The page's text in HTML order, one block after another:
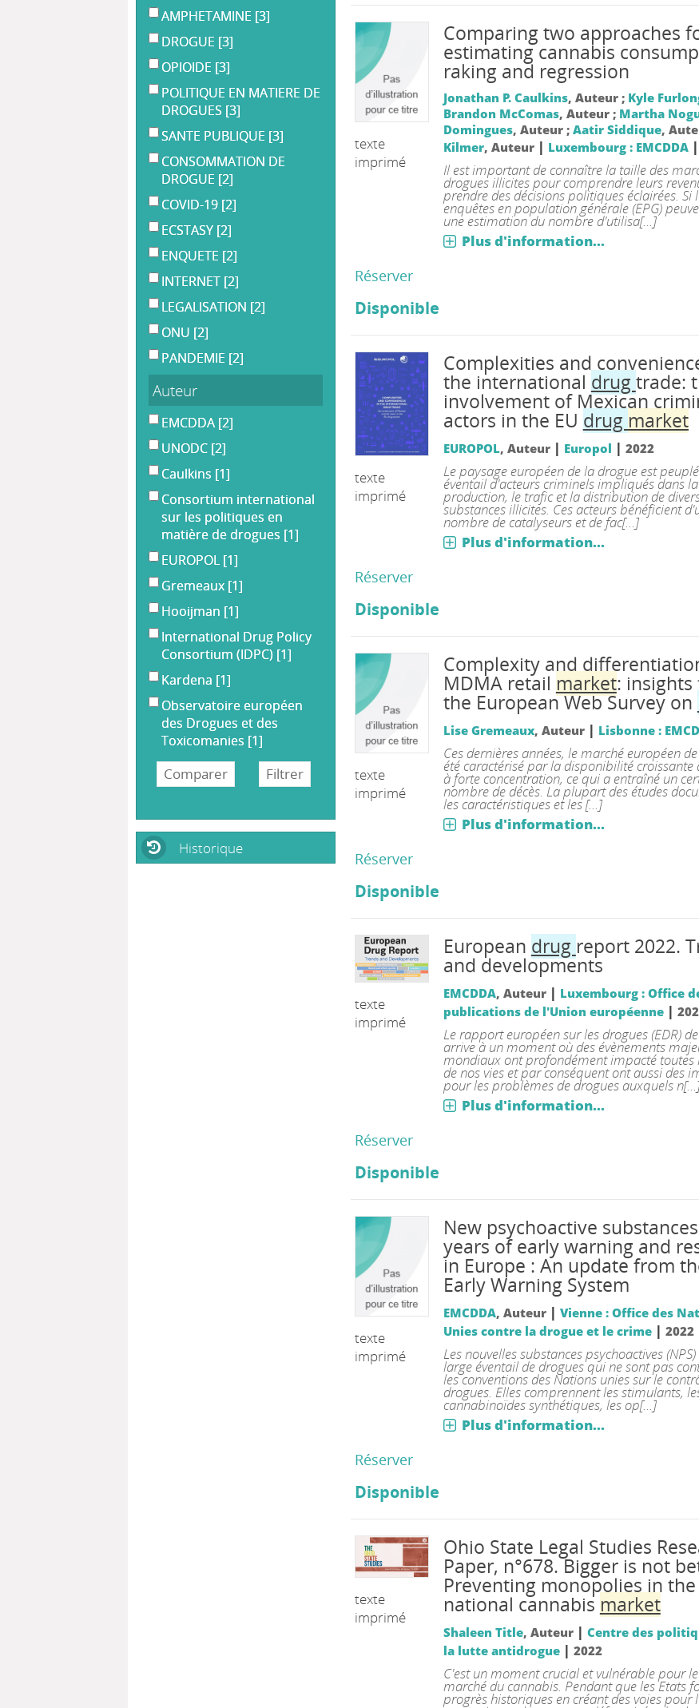
texte
imprimé
Comparing two approaches
estimating cannabis
raking and regression
Jonathan P. Caulkins, Auteur ; Kyle
Brandon McComas, Auteur ; Martha
Domingues, Auteur ; Aatir Siddique,
Kilmer, Auteur | Luxembourg : EMCDDA|
Il est important de connaître la taille des
drogues illicites pour comprendre leurs
prendre des décisions politiques éclairées. Si
enquêtes en population générale (EPG)
une estimation du nombre d'utilisa[...]
Plus d'information...
Réserver
Disponible
texte
imprimé
Complexities and
the international drug trade:
involvement of Mexican
actors in the EU drug market
EUROPOL, Auteur | Europol | 2022
Le paysage européen de la drogue est
éventail d'acteurs criminels impliqués dans la
production, le trafic et la distribution de
substances illicites. Ces acteurs bénéficient
nombre de catalyseurs et de fac[...]
Plus d'information...
Réserver
Disponible
texte
imprimé
Complexity and
MDMA retail market: insights
the European Web Survey on
Lise Gremeaux, Auteur | Lisbonne :
Ces dernières années, le marché européen
été caractérisé par la disponibilité croissante
à forte concentration, ce qui a entraîné un
nombre de décès. La plupart des études
les caractéristiques et les [...]
Plus d'information...
Réserver
Disponible
texte
imprimé
European drug report 2022.
and developments
EMCDDA, Auteur | Luxembourg : Office
publications de l'Union européenne|
Le rapport européen sur les drogues (EDR)
arrive à un moment où des évènements
mondiaux ont profondément impacté toutes
de nos vies et par conséquent ont aussi des
pour les problèmes de drogues auxquels n[...]
Plus d'information...
Réserver
Disponible
texte
imprimé
New psychoactive
years of early warning and
in Europe : An update from
Early Warning System
EMCDDA, Auteur | Vienne : Office des
Unies contre la drogue et le crime| 2022
Les nouvelles substances psychoactives
large éventail de drogues qui ne sont pas
les conventions des Nations unies sur le
drogues. Elles comprennent les stimulants,
cannabinoïdes synthétiques, les op[...]
Plus d'information...
Réserver
Disponible
texte
imprimé
Ohio State Legal Studies
Paper, n°678.Bigger is not
Preventing monopolies in the
national cannabis market
Shaleen Title, Auteur | Centre des
la lutte antidrogue| 2022
C'est un moment crucial et vulnérable pour
marché du cannabis. Pendant que les Etats
progrès historiques en créant des voies pour
AMPHETAMINE [3]
DROGUE [3]
OPIOIDE [3]
POLITIQUE EN MATIERE DE
DROGUES [3]
SANTE PUBLIQUE [3]
CONSOMMATION DE
DROGUE [2]
COVID-19 [2]
ECSTASY [2]
ENQUETE [2]
INTERNET [2]
LEGALISATION [2]
ONU [2]
PANDEMIE [2]
Auteur
EMCDDA [2]
UNODC [2]
Caulkins [1]
Consortium international
sur les politiques en
matière de drogues [1]
EUROPOL [1]
Gremeaux [1]
Hooijman [1]
International Drug Policy
Consortium (IDPC) [1]
Kardena [1]
Observatoire européen
des Drogues et des
Toxicomanies [1]
Historique